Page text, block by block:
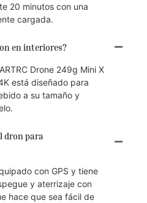
20 minutos con una
cargada.
en interiores?
Drone 249g Mini X
está diseñado para
a su tamaño y
dron para
con GPS y tiene
y aterrizaje con
hace que sea fácil de